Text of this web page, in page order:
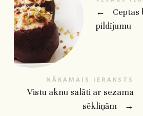
←
Ceptas
pildījumu
NĀKAMAIS IERAKSTS
Vistu aknu salāti ar sezama
sēkliņām
→